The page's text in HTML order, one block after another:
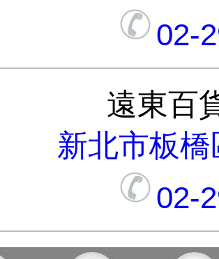
02-
遠東百
新北市板
02-